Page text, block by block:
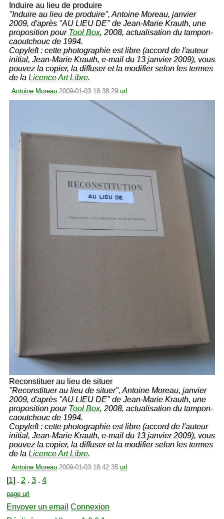
Induire au lieu de produire
"Induire au lieu de produire", Antoine Moreau, janvier
2009, d'après "AU LIEU DE" de Jean-Marie Krauth, une
proposition pour Tool Box, 2008, actualisation du tampon-
caoutchouc de 1994.
Copyleft : cette photographie est libre (accord de l'auteur
initial, Jean-Marie Krauth, e-mail du 13 janvier 2009), vous
pouvez la copier, la diffuser et la modifier selon les termes
de laLicence Art Libre.
Antoine Moreau 2009-01-03 18:38:29 url
Reconstituer au lieu de situer
"Reconstituer au lieu de situer", Antoine Moreau, janvier
2009, d'après "AU LIEU DE" de Jean-Marie Krauth, une
proposition pour Tool Box, 2008, actualisation du tampon-
caoutchouc de 1994.
Copyleft : cette photographie est libre (accord de l'auteur
initial, Jean-Marie Krauth, e-mail du 13 janvier 2009), vous
pouvez la copier, la diffuser et la modifier selon les termes
de laLicence Art Libre.
Antoine Moreau 2009-01-03 18:42:35 url
[1] . 2 . 3. 4
page url
Envoyer un email Connexion